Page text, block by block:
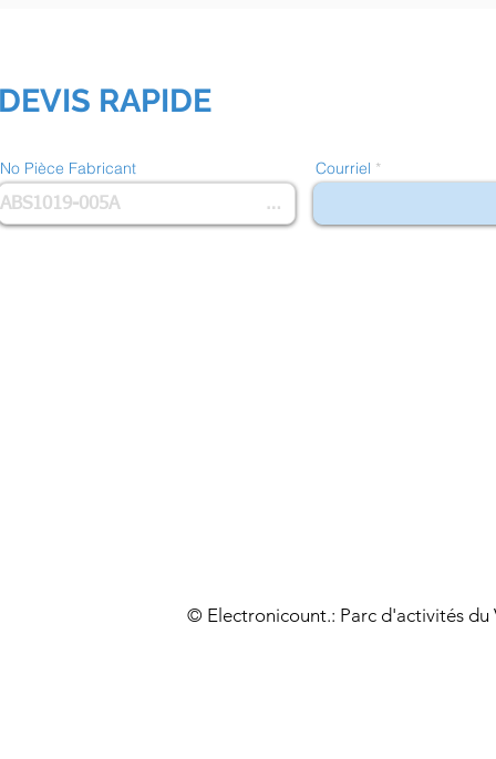
RAPIDE
No Pièce Fabricant Courriel
© Electronicount.: Parc d'activités du